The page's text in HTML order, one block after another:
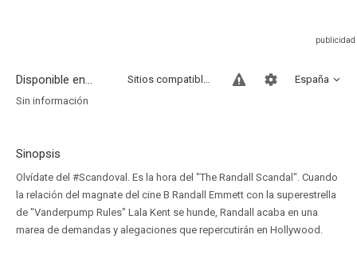
Disponible en... España
Sitios compatibles
Sin información
Sinopsis
Olvídate del #Scandoval. Es la hora del "The Randall Scandal". Cuando
la relación del magnate del cine B Randall Emmett con la superestrella
de "Vanderpump Rules" Lala Kent se hunde, Randall acaba en una
marea de demandas y alegaciones que repercutirán en Hollywood.